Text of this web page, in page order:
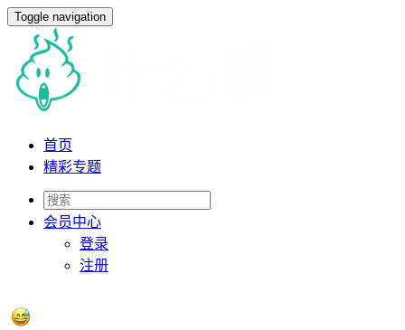
Toggle navigation
首页
精彩专题
会员中心
登录
注册